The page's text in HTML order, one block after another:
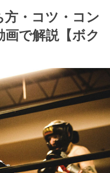
・コツ・コン
画で解説【ボク